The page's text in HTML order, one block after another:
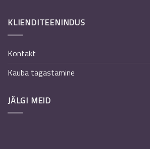
KLIENDITEENINDUS
Kontakt
Kauba tagastamine
JÄLGI MEID